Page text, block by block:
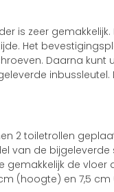
is zeer
Het
Daarna
inbussleutel.
2 toiletrollen
van de
gemakkelijk de vloer
(hoogte) en 7,5